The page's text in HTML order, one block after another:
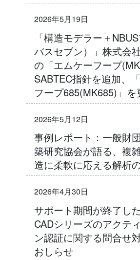
2026年5月19日
「構造モデラー＋
バスセブン）」株式会
の「エムケーフープ
SABTEC指針を追加、
フープ685(MK685)」を
2026年5月12日
事例レポート：一般財
築研究協会が語る、複
造に柔軟に応える解析
2026年4月30日
サポート期間が終了し
CADシリーズのアクテ
ン認証に関する問合せ
おしらせ